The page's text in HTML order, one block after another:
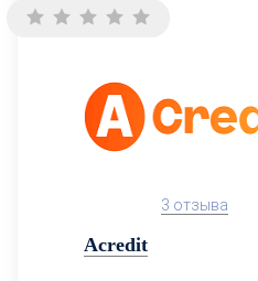
3 отзыва
Acredit